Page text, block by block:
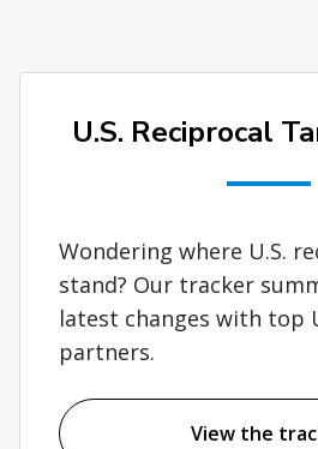
U.S. Reciprocal
Wondering where U.S.
stand? Our tracker
latest changes with top
partners.
View the